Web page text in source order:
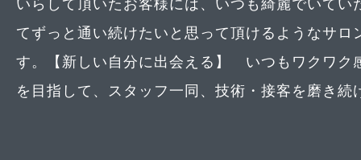
いらして頂いたお客様には、いつも綺麗でいてい
てずっと通い続けたいと思って頂けるようなサロ
す。【新しい自分に出会える】 いつもワクワク
を目指して、スタッフ一同、技術・接客を磨き続